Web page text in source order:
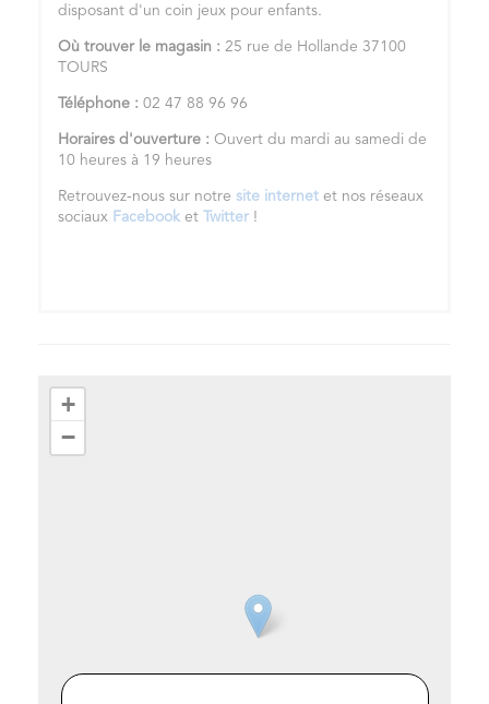
disposant d'un coin jeux pour enfants.
Où trouver le magasin : 25 rue de Hollande 37100
TOURS
Téléphone : 02 47 88 96 96
Horaires d'ouverture : Ouvert du mardi au samedi de
10 heures à 19 heures
Retrouvez-nous sur notre site internet et nos réseaux
sociaux Facebook et Twitter !
+
−